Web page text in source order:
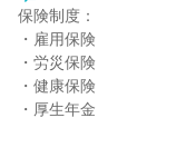
保険制度：
・雇用保険
・労災保険
・健康保険
・厚生年金